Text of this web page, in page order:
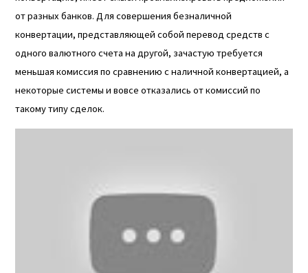
от разных банков. Для совершения безналичной
конвертации, представляющей собой перевод средств с
одного валютного счета на другой, зачастую требуется
меньшая комиссия по сравнению с наличной конвертацией, а
некоторые системы и вовсе отказались от комиссий по
такому типу сделок.